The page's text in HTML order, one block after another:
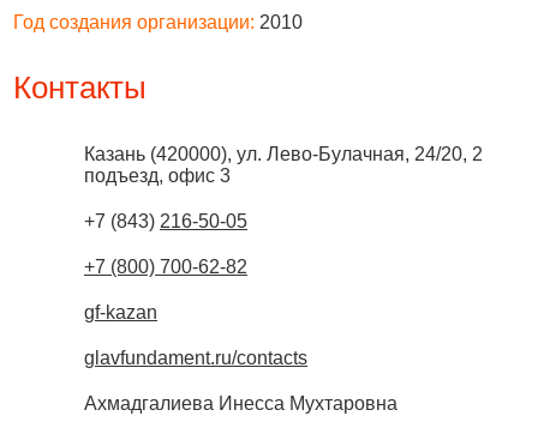
Год создания организации: 2010
Контакты
Казань (420000), ул. Лево-Булачная, 24/20, 2
подъезд, офис 3
+7 (843) 216-50-05
+7 (800) 700-62-82
gf-kazan
glavfundament.ru/contacts
Ахмадгалиева Инесса Мухтаровна